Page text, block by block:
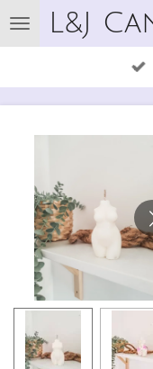
Passer
au
L&J